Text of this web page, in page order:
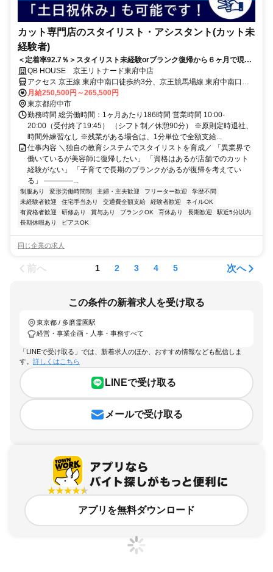
カット専門店のスタイリスト・アシスタント(カット未
経験者)
＜定着率92.7％＞スタイリスト未経験orブランク復帰から６ヶ月で現場
デビューが可能！安定の月給制×週休2日×休憩90分◎土日祝休みもOKな
希望休が月に3日あり！
QB HOUSE 京王リトナード東府中店
アクセス 京王線 東府中南口徒歩約3分、京王競馬場線 東府中南口徒
歩約3分、京王競馬場線 府中競馬正門前徒歩約12分
月給250,500円～265,500円
東京都府中市
勤務時間 総労働時間：1ヶ月あたり186時間 営業時間 10:00-
20:00（受付終了19:45） （シフト制／休憩90分） ※原則定時退社、
時間外練習なし ※残業がある場合は、1分単位で全額支給...
仕事内容 ＼独自の教育システムでスタイリストを育成／ 「異業界で
働いているが美容師に復帰したい」 「資格はあるが店舗でのカット
経験がない」 「子育てで長期のブランクがあるが復帰を考えてい
る」 ――――...
制服あり 変形労働時間制 主婦・主夫歓迎 フリーター歓迎
学歴不問
未経験者歓迎
住宅手当あり 交通費全額支給 経験者歓迎
ネイルOK
有資格者歓迎
研修あり 賞与あり ブランクOK 育休あり 長期歓迎
駅近5分以内
長期休暇あり
ピアスOK
同じ企業の求人
前へ 1 2 3 4 5 次へ
この条件の新着求人を受け取る
東京都 / 多磨霊園駅
経営・事業企画・人事・事務すべて
「LINEで受け取る」では、新着求人のほか、おすすめ情報なども配信しま
す。 詳しくはこちら
LINEで受け取る
メールで受け取る
アプリを無料ダウンロード